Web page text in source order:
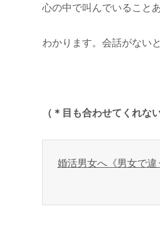
心の中で叫んでいること
わかります。会話がない
（＊目も合わせてくれな
婚活男女へ《男女で